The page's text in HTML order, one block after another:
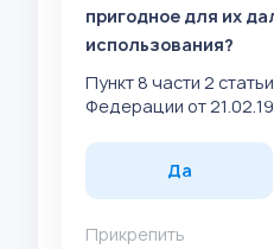
пригодное для их
использования?
Пункт 8 части 2
Федерации от
Да
Прикрепить